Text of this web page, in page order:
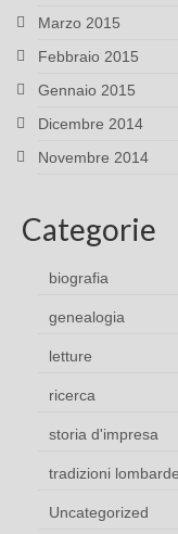
Marzo 2015
Febbraio 2015
Gennaio 2015
Dicembre 2014
Novembre 2014
Categorie
biografia
genealogia
letture
ricerca
storia d'impresa
tradizioni lombarde
Uncategorized